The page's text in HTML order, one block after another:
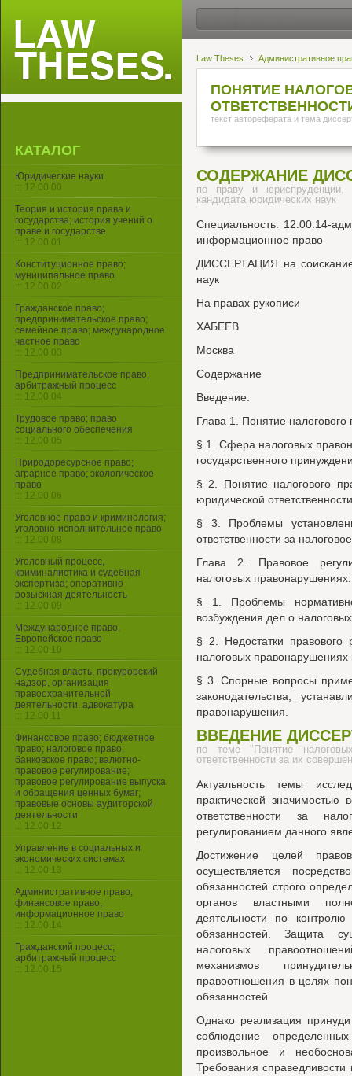
Law Theses Административное
ПОНЯТИЕ
текст автореферата и тема
СОДЕРЖАНИЕ
по праву и юриспруденции,
кандидата юридических наук
Специальность: 12.00.14-
информационное право
ДИССЕРТАЦИЯ на соискание
наук
На правах рукописи
ХАБЕЕВ
Москва
Содержание
Введение.
Глава 1. Понятие
§ 1. Сфера налоговых
государственного
§ 2. Понятие налогового
юридической
§ 3. Проблемы
ответственности за
Глава 2. Правовое
налоговых правонарушениях.
§ 1. Проблемы
возбуждения дел о
§ 2. Недостатки правового
налоговых правонарушениях
§ 3. Спорные вопросы
законодательства,
правонарушения.
ВВЕДЕНИЕ
по теме "Понятие
ответственности за их
Актуальность темы
практической
ответственности за
регулированием данного
Достижение целей
осуществляется
обязанностей строго
органов властными
деятельности по
обязанностей. Защита
налоговых
механизмов
правоотношения в целях
обязанностей.
Однако реализация
соблюдение
произвольное и
Требования справедливости
КАТАЛОГ
Юридические науки
::: 12.00.00
Теория и история права и
государства; история учений о
праве и государстве
::: 12.00.01
Конституционное право;
муниципальное право
::: 12.00.02
Гражданское право;
предпринимательское право;
семейное право; международное
частное право
::: 12.00.03
Предпринимательское право;
арбитражный процесс
::: 12.00.04
Трудовое право; право
социального обеспечения
::: 12.00.05
Природоресурсное право;
аграрное право; экологическое
право
::: 12.00.06
Уголовное право и криминология;
уголовно-исполнительное право
::: 12.00.08
Уголовный процесс,
криминалистика и судебная
экспертиза; оперативно-
розыскная деятельность
::: 12.00.09
Международное право,
Европейское право
::: 12.00.10
Судебная власть, прокурорский
надзор, организация
правоохранительной
деятельности, адвокатура
::: 12.00.11
Финансовое право; бюджетное
право; налоговое право;
банковское право; валютно-
правовое регулирование;
правовое регулирование выпуска
и обращения ценных бумаг;
правовые основы аудиторской
деятельности
::: 12.00.12
Управление в социальных и
экономических системах
::: 12.00.13
Административное право,
финансовое право,
информационное право
::: 12.00.14
Гражданский процесс;
арбитражный процесс
::: 12.00.15